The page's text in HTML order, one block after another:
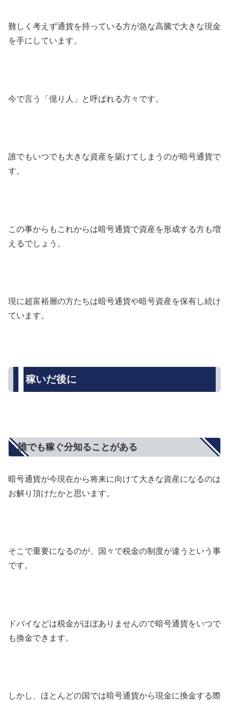
難しく考えず通貨を持っている方が急な高騰で大きな現金
を手にしています。
今で言う「億り人」と呼ばれる方々です。
誰でもいつでも大きな資産を築けてしまうのが暗号通貨で
す。
この事からもこれからは暗号通貨で資産を形成する方も増
えるでしょう。
現に超富裕層の方たちは暗号通貨や暗号資産を保有し続け
ています。
稼いだ後に
誰でも稼ぐ分知ることがある
暗号通貨が今現在から将来に向けて大きな資産になるのは
お解り頂けたかと思います。
そこで重要になるのが、国々で税金の制度が違うという事
です。
ドバイなどは税金がほぼありませんので暗号通貨をいつで
も換金できます。
しかし、ほとんどの国では暗号通貨から現金に換金する際